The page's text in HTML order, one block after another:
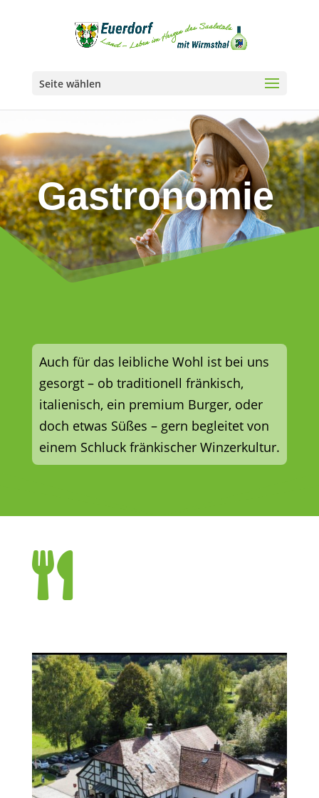
Seite wählen
Gastronomie
Auch für das leibliche Wohl ist bei uns
gesorgt – ob traditionell fränkisch,
italienisch, ein premium Burger, oder
doch etwas Süßes – gern begleitet von
einem Schluck fränkischer Winzerkultur.
